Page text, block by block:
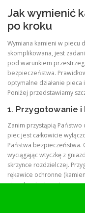
Jak wymienić
po kroku
Wymiana kamieni w piecu
skomplikowana, jest
pod warunkiem
bezpieczeństwa.
optymalne działanie pieca
Poniżej przedstawiamy
1. Przygotowanie
Zanim przystąpią Państwo
piec jest całkowicie
Państwa bezpieczeństwa.
wyciągając wtyczkę z
skrzynce rozdzielczej.
rękawice ochronne
stare kamienie, sztywną
także nowe, odpowiednie
przygotować folię lub